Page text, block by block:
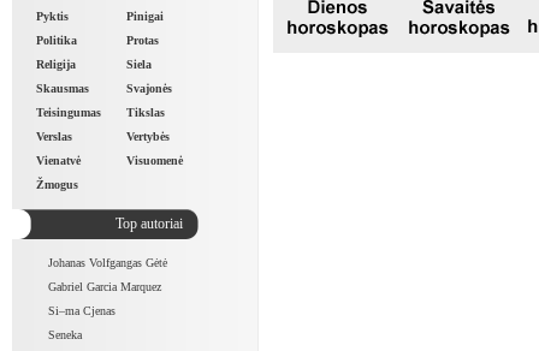
Pyktis
Pinigai
Politika
Protas
Religija
Siela
Skausmas
Svajonės
Teisingumas
Tikslas
Verslas
Vertybės
Vienatvė
Visuomenė
Žmogus
Top autoriai
Johanas Volfgangas Gėtė
Gabriel Garcia Marquez
Si–ma Cjenas
Seneka